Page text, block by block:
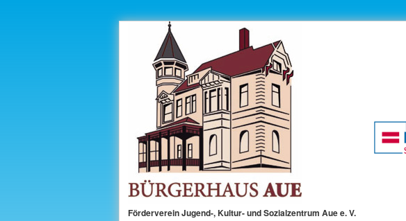
Förderverein Jugend-, Kultur- und Sozialzentrum Aue e. V.